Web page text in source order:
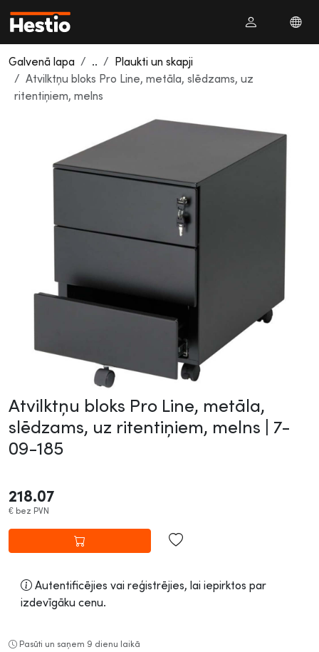
Galvenā lapa ..
Plaukti un skapji
Atvilktņu bloks Pro Line, metāla, slēdzams, uz
ritentiņiem, melns
Atvilktņu bloks Pro Line, metāla,
slēdzams, uz ritentiņiem, melns | 7-
09-185
218.07
€ bez PVN
Autentificējies vai reģistrējies, lai iepirktos par
izdevīgāku cenu.
Pasūti un saņem 9 dienu laikā